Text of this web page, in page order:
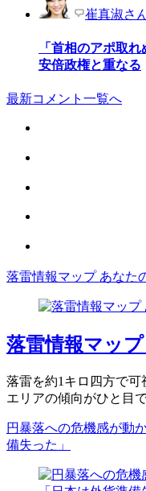
崔真淑さ
「首相のアポ取
安倍政権と重なる
最新コメント一覧へ
落雷情報マップ あなた
落雷情報マッ
落雷を約1キロ四方で
エリアの傾向がひと目
円暴落への危機感が動
備失った」